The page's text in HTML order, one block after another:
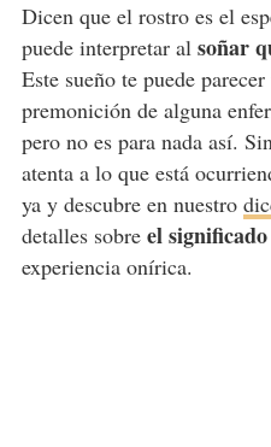
Dicen que el rostro es el
puede interpretar al soñar
Este sueño te puede
premonición de alguna
pero no es para nada así.
atenta a lo que está
ya y descubre en nuestro
detalles sobre el significado
experiencia onírica.